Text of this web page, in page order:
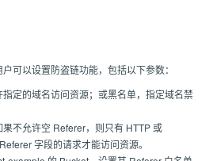
可以设置防盗链功能，包括以下参数：
定的域名访问资源；或黑名单，指定域名禁
不允许空 Referer，则只有 HTTP 或
字段的请求才能访问资源。